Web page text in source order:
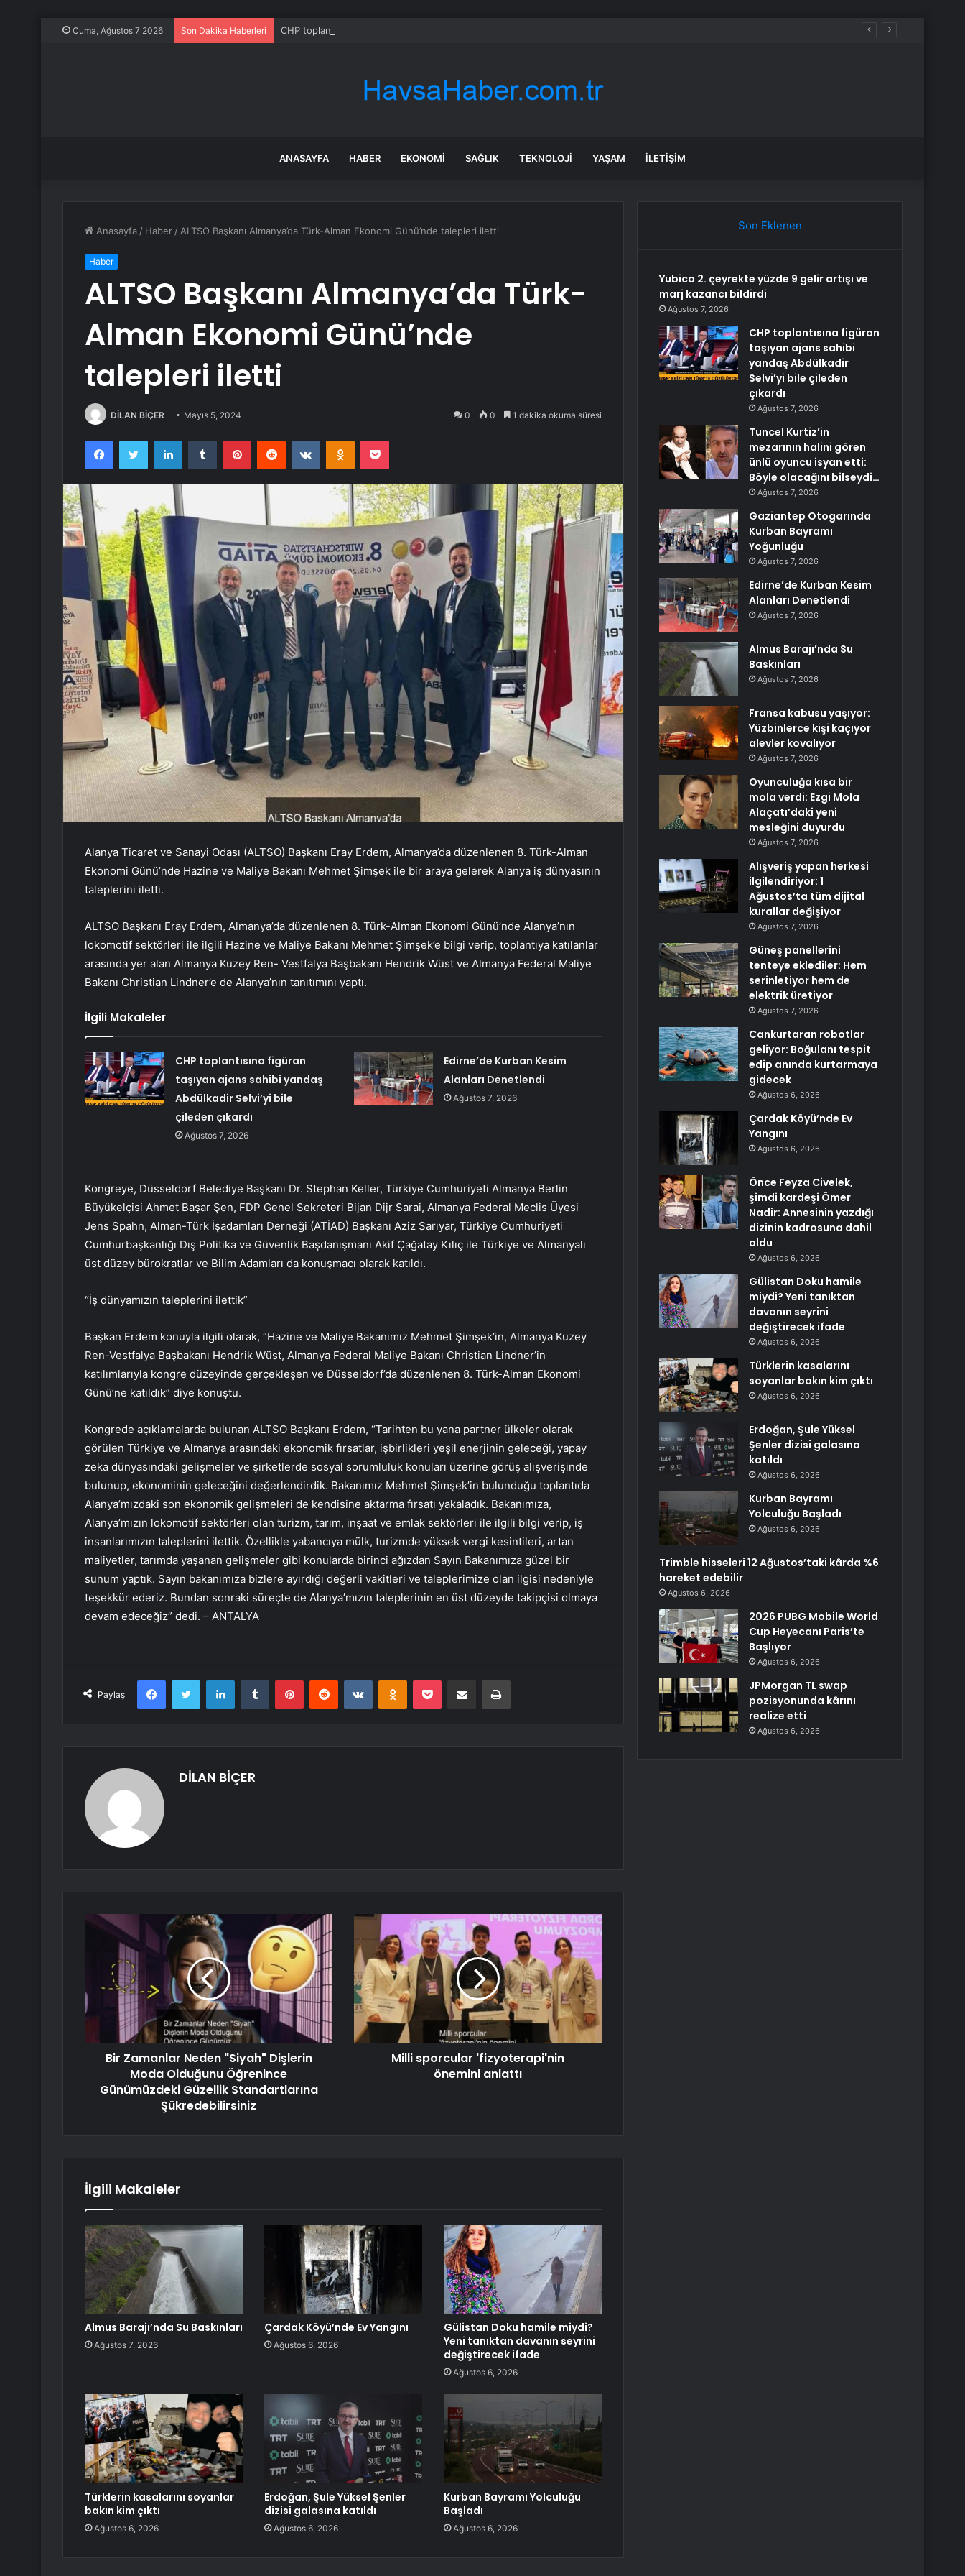
Cuma, Ağustos 7 2026 Son Dakika Haberleri CHP toplantısına figüran taşıyan ajans sahibi yandaş Abdülkadir Selvi’yi bile çileden çıkardı
ANASAYFA HABER EKONOMI SAĞLIK TEKNOLOJI YAŞAM İLETIŞIM
Anasayfa / Haber / ALTSO Başkanı Almanya’da Türk-Alman Ekonomi Günü’nde talepleri iletti
Haber
ALTSO Başkanı Almanya’da Türk-
Alman Ekonomi Günü’nde
talepleri iletti
DİLAN BİÇER Mayıs 5, 2024 0 0 1 dakika okuma süresi
FacebookTwitter LinkedInTumblr PinterestReddit VKontakteOdnoklassniki
Pocket
Alanya Ticaret ve Sanayi Odası (ALTSO) Başkanı Eray Erdem, Almanya’da düzenlenen 8. Türk-Alman
Ekonomi Günü’nde Hazine ve Maliye Bakanı Mehmet Şimşek ile bir araya gelerek Alanya iş dünyasının
taleplerini iletti.
ALTSO Başkanı Eray Erdem, Almanya’da düzenlenen 8. Türk-Alman Ekonomi Günü’nde Alanya’nın
lokomotif sektörleri ile ilgili Hazine ve Maliye Bakanı Mehmet Şimşek’e bilgi verip, toplantıya katılanlar
arasında yer alan Almanya Kuzey Ren- Vestfalya Başbakanı Hendrik Wüst ve Almanya Federal Maliye
Bakanı Christian Lindner’e de Alanya’nın tanıtımını yaptı.
İlgili Makaleler
CHP toplantısına figüran
taşıyan ajans sahibi yandaş
Abdülkadir Selvi’yi bile
çileden çıkardı
Ağustos 7, 2026
Edirne’de Kurban Kesim
Alanları Denetlendi
Ağustos 7, 2026
Kongreye, Düsseldorf Belediye Başkanı Dr. Stephan Keller, Türkiye Cumhuriyeti Almanya Berlin
Büyükelçisi Ahmet Başar Şen, FDP Genel Sekreteri Bijan Dijr Sarai, Almanya Federal Meclis Üyesi
Jens Spahn, Alman-Türk İşadamları Derneği (ATİAD) Başkanı Aziz Sarıyar, Türkiye Cumhuriyeti
Cumhurbaşkanlığı Dış Politika ve Güvenlik Başdanışmanı Akif Çağatay Kılıç ile Türkiye ve Almanyalı
üst düzey bürokratlar ve Bilim Adamları da konuşmacı olarak katıldı.
“İş dünyamızın taleplerini ilettik”
Başkan Erdem konuyla ilgili olarak, “Hazine ve Maliye Bakanımız Mehmet Şimşek’in, Almanya Kuzey
Ren-Vestfalya Başbakanı Hendrik Wüst, Almanya Federal Maliye Bakanı Christian Lindner’in
katılımlarıyla kongre düzeyinde gerçekleşen ve Düsseldorf’da düzenlenen 8. Türk-Alman Ekonomi
Günü’ne katıldık” diye konuştu.
Kongrede açıklamalarda bulunan ALTSO Başkanı Erdem, “Tarihten bu yana partner ülkeler olarak
görülen Türkiye ve Almanya arasındaki ekonomik fırsatlar, işbirlikleri yeşil enerjinin geleceği, yapay
zeka dünyasındaki gelişmeler ve şirketlerde sosyal sorumluluk konuları üzerine görüş alışverişinde
bulunup, ekonominin geleceğini değerlendirdik. Bakanımız Mehmet Şimşek’in bulunduğu toplantıda
Alanya’mızdaki son ekonomik gelişmeleri de kendisine aktarma fırsatı yakaladık. Bakanımıza,
Alanya’mızın lokomotif sektörleri olan turizm, tarım, inşaat ve emlak sektörleri ile ilgili bilgi verip, iş
insanlarımızın taleplerini ilettik. Özellikle yabancıya mülk, turizmde yüksek vergi kesintileri, artan
maliyetler, tarımda yaşanan gelişmeler gibi konularda birinci ağızdan Sayın Bakanımıza güzel bir
sunum yaptık. Sayın bakanımıza bizlere ayırdığı değerli vakitleri ve taleplerimize olan ilgisi nedeniyle
teşekkür ederiz. Bundan sonraki süreçte de Alanya’mızın taleplerinin en üst düzeyde takipçisi olmaya
devam edeceğiz” dedi. – ANTALYA
Paylaş
FacebookTwitter LinkedInTumblr PinterestReddit VKontakteOdnoklassniki
Pocket E-Posta ile paylaş Yazdır
DİLAN BİÇER
Bir Zamanlar Neden "Siyah" Dişlerin
Moda Olduğunu Öğrenince
Günümüzdeki Güzellik Standartlarına
Şükredebilirsiniz
Milli sporcular 'fizyoterapi'nin
önemini anlattı
İlgili Makaleler
Almus Barajı’nda Su Baskınları
Ağustos 7, 2026
Çardak Köyü’nde Ev Yangını
Ağustos 6, 2026
Gülistan Doku hamile miydi?
Yeni tanıktan davanın seyrini
değiştirecek ifade
Ağustos 6, 2026
Türklerin kasalarını soyanlar
bakın kim çıktı
Ağustos 6, 2026
Erdoğan, Şule Yüksel Şenler
dizisi galasına katıldı
Ağustos 6, 2026
Kurban Bayramı Yolculuğu
Başladı
Ağustos 6, 2026
Son Eklenen
Yubico 2. çeyrekte yüzde 9 gelir artışı ve
marj kazancı bildirdi
Ağustos 7, 2026
CHP toplantısına figüran
taşıyan ajans sahibi
yandaş Abdülkadir
Selvi’yi bile çileden
çıkardı
Ağustos 7, 2026
Tuncel Kurtiz’in
mezarının halini gören
ünlü oyuncu isyan etti:
Böyle olacağını bilseydi…
Ağustos 7, 2026
Gaziantep Otogarında
Kurban Bayramı
Yoğunluğu
Ağustos 7, 2026
Edirne’de Kurban Kesim
Alanları Denetlendi
Ağustos 7, 2026
Almus Barajı’nda Su
Baskınları
Ağustos 7, 2026
Fransa kabusu yaşıyor:
Yüzbinlerce kişi kaçıyor
alevler kovalıyor
Ağustos 7, 2026
Oyunculuğa kısa bir
mola verdi: Ezgi Mola
Alaçatı’daki yeni
mesleğini duyurdu
Ağustos 7, 2026
Alışveriş yapan herkesi
ilgilendiriyor: 1
Ağustos’ta tüm dijital
kurallar değişiyor
Ağustos 7, 2026
Güneş panellerini
tenteye eklediler: Hem
serinletiyor hem de
elektrik üretiyor
Ağustos 7, 2026
Cankurtaran robotlar
geliyor: Boğulanı tespit
edip anında kurtarmaya
gidecek
Ağustos 6, 2026
Çardak Köyü’nde Ev
Yangını
Ağustos 6, 2026
Önce Feyza Civelek,
şimdi kardeşi Ömer
Nadir: Annesinin yazdığı
dizinin kadrosuna dahil
oldu
Ağustos 6, 2026
Gülistan Doku hamile
miydi? Yeni tanıktan
davanın seyrini
değiştirecek ifade
Ağustos 6, 2026
Türklerin kasalarını
soyanlar bakın kim çıktı
Ağustos 6, 2026
Erdoğan, Şule Yüksel
Şenler dizisi galasına
katıldı
Ağustos 6, 2026
Kurban Bayramı
Yolculuğu Başladı
Ağustos 6, 2026
Trimble hisseleri 12 Ağustos’taki kârda %6
hareket edebilir
Ağustos 6, 2026
2026 PUBG Mobile World
Cup Heyecanı Paris’te
Başlıyor
Ağustos 6, 2026
JPMorgan TL swap
pozisyonunda kârını
realize etti
Ağustos 6, 2026